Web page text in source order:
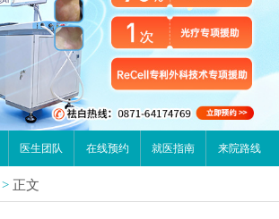
医生团队 在线预约 就医指南 来院路线
> 正文